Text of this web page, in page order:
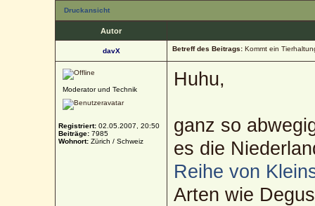
Druckansicht
Autor
davX Betreff des Beitrags: Kommt ein
Moderator und Technik
Registriert: 02.05.2007, 20:50
Beiträge: 7985
Wohnort: Zürich / Schweiz
Huhu,
ganz so
es die
Reihe von
Arten wie